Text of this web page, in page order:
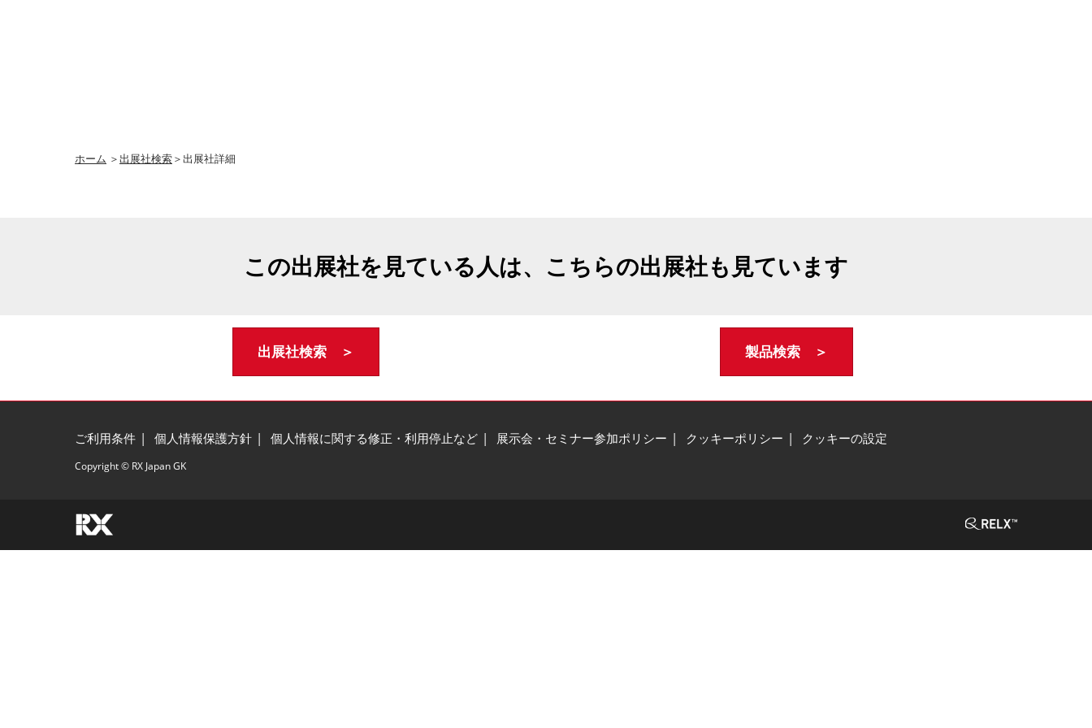
ホーム ＞出展社検索＞出展社詳細
この出展社を見ている人は、こちらの出展社も見ています
出展社検索 ＞ 製品検索 ＞
ご利用条件 個人情報保護方針 個人情報に関する修正・利用停止など 展示会・セミナー参加ポリシー クッキーポリシー クッキーの設定
Copyright © RX Japan GK